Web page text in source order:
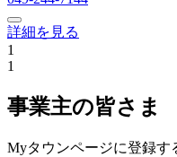
詳細を見る
1
1
事業主の皆さま
Myタウンページに登録す